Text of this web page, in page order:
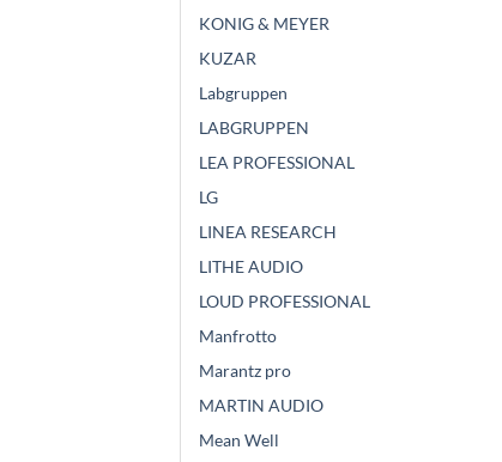
KONIG & MEYER
KUZAR
Labgruppen
LABGRUPPEN
LEA PROFESSIONAL
LG
LINEA RESEARCH
LITHE AUDIO
LOUD PROFESSIONAL
Manfrotto
Marantz pro
MARTIN AUDIO
Mean Well